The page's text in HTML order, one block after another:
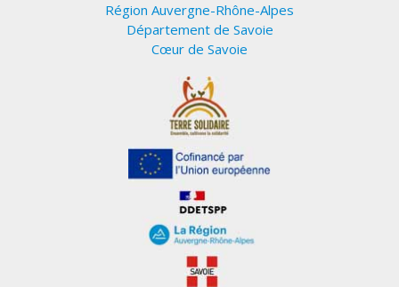
Région Auvergne-Rhône-Alpes
Département de Savoie
Cœur de Savoie